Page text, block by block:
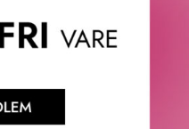
orpur,
Somalia orpur
og fokuserer på